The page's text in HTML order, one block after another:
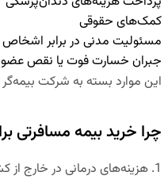
کمک‌های حقوقی
مسئولیت مدنی در برابر اشخاص
جبران خسارت فوت یا نقص عضو
این موارد بسته به شرکت
چرا خرید بیمه
1. هزینه‌های درمانی در خارج از کشور بسیار بالا است